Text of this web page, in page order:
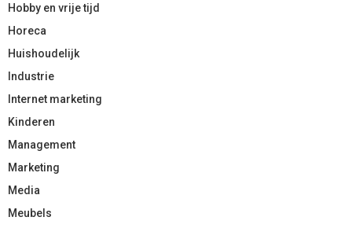
Hobby en vrije tijd
Horeca
Huishoudelijk
Industrie
Internet marketing
Kinderen
Management
Marketing
Media
Meubels